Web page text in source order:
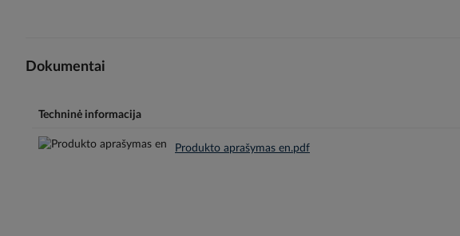
Dokumentai
Techninė informacija
Produkto aprašymas en.pdf